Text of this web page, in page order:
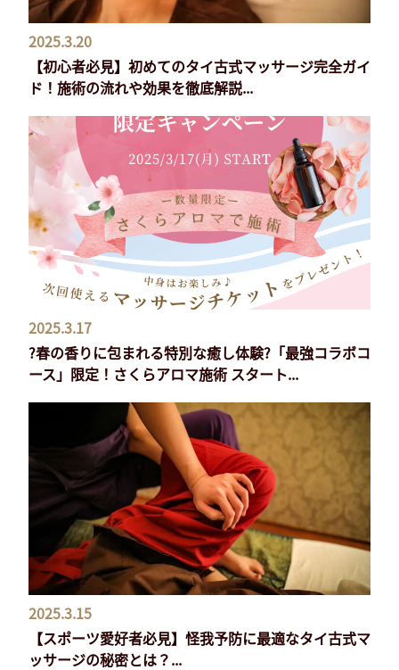
2025.3.20
【初心者必見】初めてのタイ古式マッサージ完全ガイ
ド！施術の流れや効果を徹底解説...
2025.3.17
?春の香りに包まれる特別な癒し体験?「最強コラボコ
ース」限定！さくらアロマ施術 スタート...
2025.3.15
【スポーツ愛好者必見】怪我予防に最適なタイ古式マ
ッサージの秘密とは？...